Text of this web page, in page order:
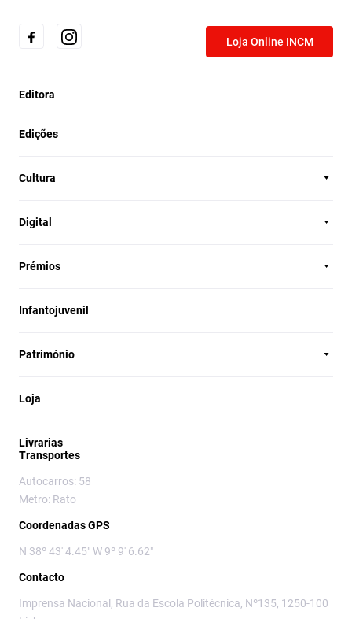
Loja Online INCM
Editora
Edições
Cultura
Digital
Prémios
Infantojuvenil
Património
Loja
Livrarias
Transportes
Autocarros: 58
Metro: Rato
Coordenadas GPS
N 38º 43' 4.45" W 9º 9' 6.62"
Contacto
Imprensa Nacional, Rua da Escola Politécnica, Nº135, 1250-100